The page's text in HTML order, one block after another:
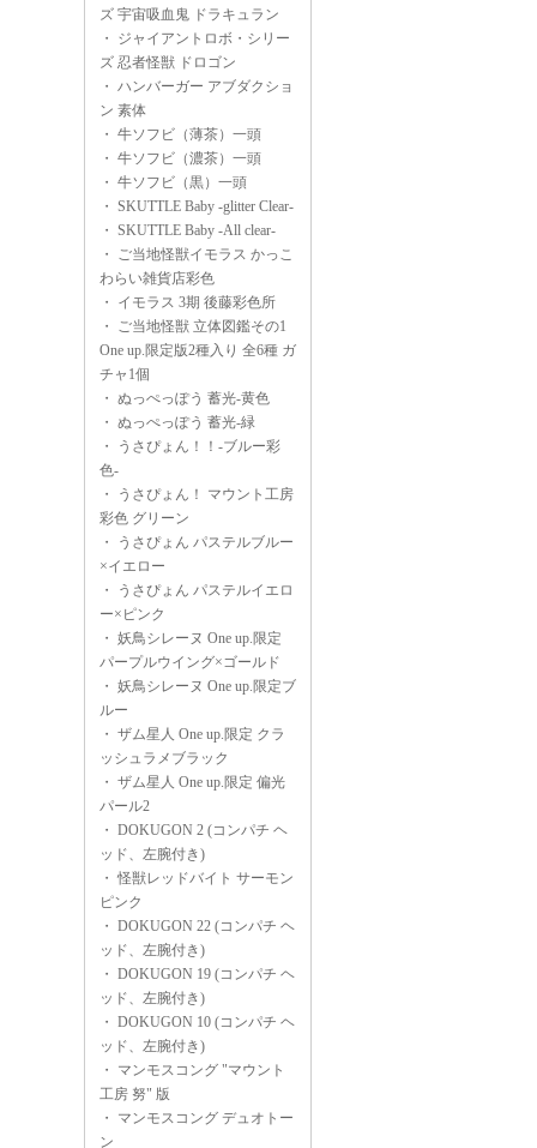
ズ 宇宙吸血鬼 ドラキュラン
・ ジャイアントロボ・シリー
ズ 忍者怪獣 ドロゴン
・ ハンバーガー アブダクショ
ン 素体
・ 牛ソフビ（薄茶）一頭
・ 牛ソフビ（濃茶）一頭
・ 牛ソフビ（黒）一頭
・ SKUTTLE Baby -glitter Clear-
・ SKUTTLE Baby -All clear-
・ ご当地怪獣イモラス かっこ
わらい雑貨店彩色
・ イモラス 3期 後藤彩色所
・ ご当地怪獣 立体図鑑その1
One up.限定版2種入り 全6種 ガ
チャ1個
・ ぬっぺっぽう 蓄光-黄色
・ ぬっぺっぽう 蓄光-緑
・
うさぴょん！！-ブルー彩
色-
・
うさぴょん！ マウント工房
彩色 グリーン
・
うさぴょん パステルブルー
×イエロー
・
うさぴょん パステルイエロ
ー×ピンク
・ 妖鳥シレーヌ One up.限定
パープルウイング×ゴールド
・ 妖鳥シレーヌ One up.限定ブ
ルー
・ ザム星人 One up.限定 クラ
ッシュラメブラック
・ ザム星人 One up.限定 偏光
パール2
・ DOKUGON 2 (コンパチ ヘ
ッド、左腕付き)
・怪獣レッドバイト サーモン
ピンク
・ DOKUGON 22 (コンパチ ヘ
ッド、左腕付き)
・ DOKUGON 19 (コンパチ ヘ
ッド、左腕付き)
・ DOKUGON 10 (コンパチ ヘ
ッド、左腕付き)
・ マンモスコング "マウント
工房 努" 版
・ マンモスコング デュオトー
ン